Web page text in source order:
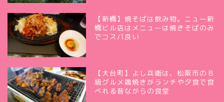
【新橋】焼そばは飲み物。ニュー新
橋ビル店はメニューは焼きそばのみ
でコスパ良い
【大台町】よし兵衛は、松阪市のＢ
級グルメ鶏焼きがランチや夕食で食
べれる昔ながらの食堂